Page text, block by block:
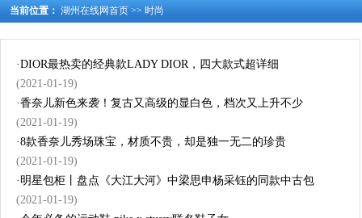
当前位置： 湖州在线网首页 >> 时尚
·DIOR最热卖的经典款LADY DIOR，四大款式超详细
(2021-01-19)
·香奈儿新色来袭！复古又高级的显白色，档次又上升不少
(2021-01-19)
·8款香奈儿秀场珠宝，材质不贵，却是独一无二的珍贵
(2021-01-19)
· 明星包柜丨盘点《大江大河》中梁思申杨采钰的同款中古包
(2021-01-19)